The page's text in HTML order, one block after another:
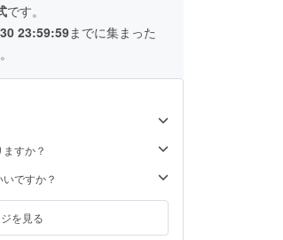
です。
23:59:59までに集まった
すか？
ですか？
を見る